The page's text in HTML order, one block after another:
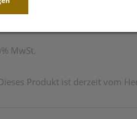
MwSt.
Produkt ist derzeit vom